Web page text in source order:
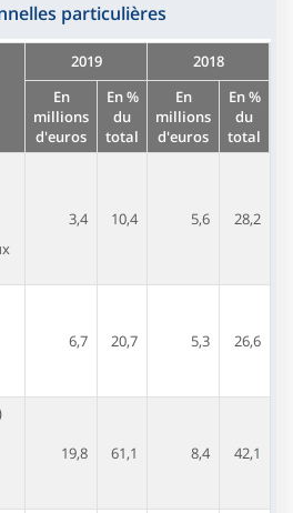
particulières
2019
2018
En
millions
d'euros
En %
du
total
En
millions
d'euros
En %
du
total
3,4 10,4 5,6 28,2
6,7 20,7 5,3 26,6
19,8 61,1 8,4 42,1